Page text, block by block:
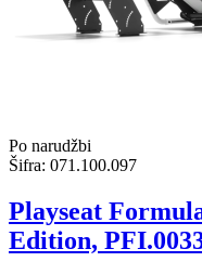
Po narudžbi
Šifra: 071.100.097
Playseat
Edition,